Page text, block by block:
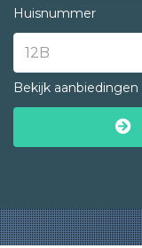
Huisnummer
Bekijk aanbiedingen